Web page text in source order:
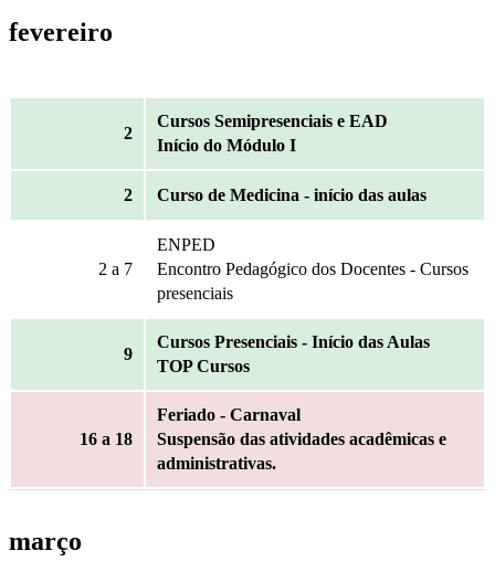
fevereiro
2
Cursos Semipresenciais e EAD
Início do Módulo I
2 Curso de Medicina - início das aulas
2 a 7
ENPED
Encontro Pedagógico dos Docentes - Cursos
presenciais
9
Cursos Presenciais - Início das Aulas
TOP Cursos
16 a 18
Feriado - Carnaval
Suspensão das atividades acadêmicas e
administrativas.
março